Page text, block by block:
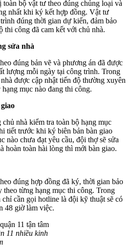
bộ vật tư theo đúng chủng loại và
nhất khi ký kết hợp đồng. Vật tư
đúng thời gian dự kiến, đảm bảo
thi công đã cam kết với chủ nhà.
sửa nhà
đúng bản vẽ và phương án đã được
lượng mỗi ngày tại công trình. Trong
được cập nhật tiến độ thường xuyên
mục nào đang thi công.
nhà kiểm tra toàn bộ hạng mục
tiết trước khi ký biên bản bàn giao
nào chưa đạt yêu cầu, đội thợ sẽ sửa
hoàn toàn hài lòng thì mới bàn giao.
đúng hợp đồng đã ký, thời gian bảo
theo từng hạng mục thi công. Trong
cần gọi hotline là đội kỹ thuật sẽ có
48 giờ làm việc.
11 nhiều kinh